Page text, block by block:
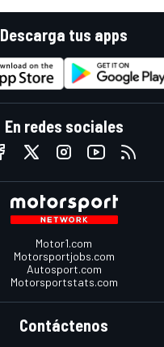
Descarga tus apps
En redes sociales
Motor1.com
Motorsportjobs.com
Autosport.com
Motorsportstats.com
Contáctenos